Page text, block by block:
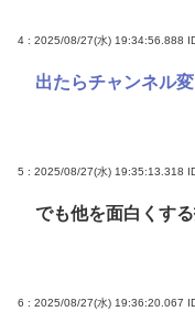
4 : 2025/08/27(水) 19:34:56.888
出たらチャンネル
5 : 2025/08/27(水) 19:35:13.318
でも他を面白くす
6 : 2025/08/27(水) 19:36:20.067